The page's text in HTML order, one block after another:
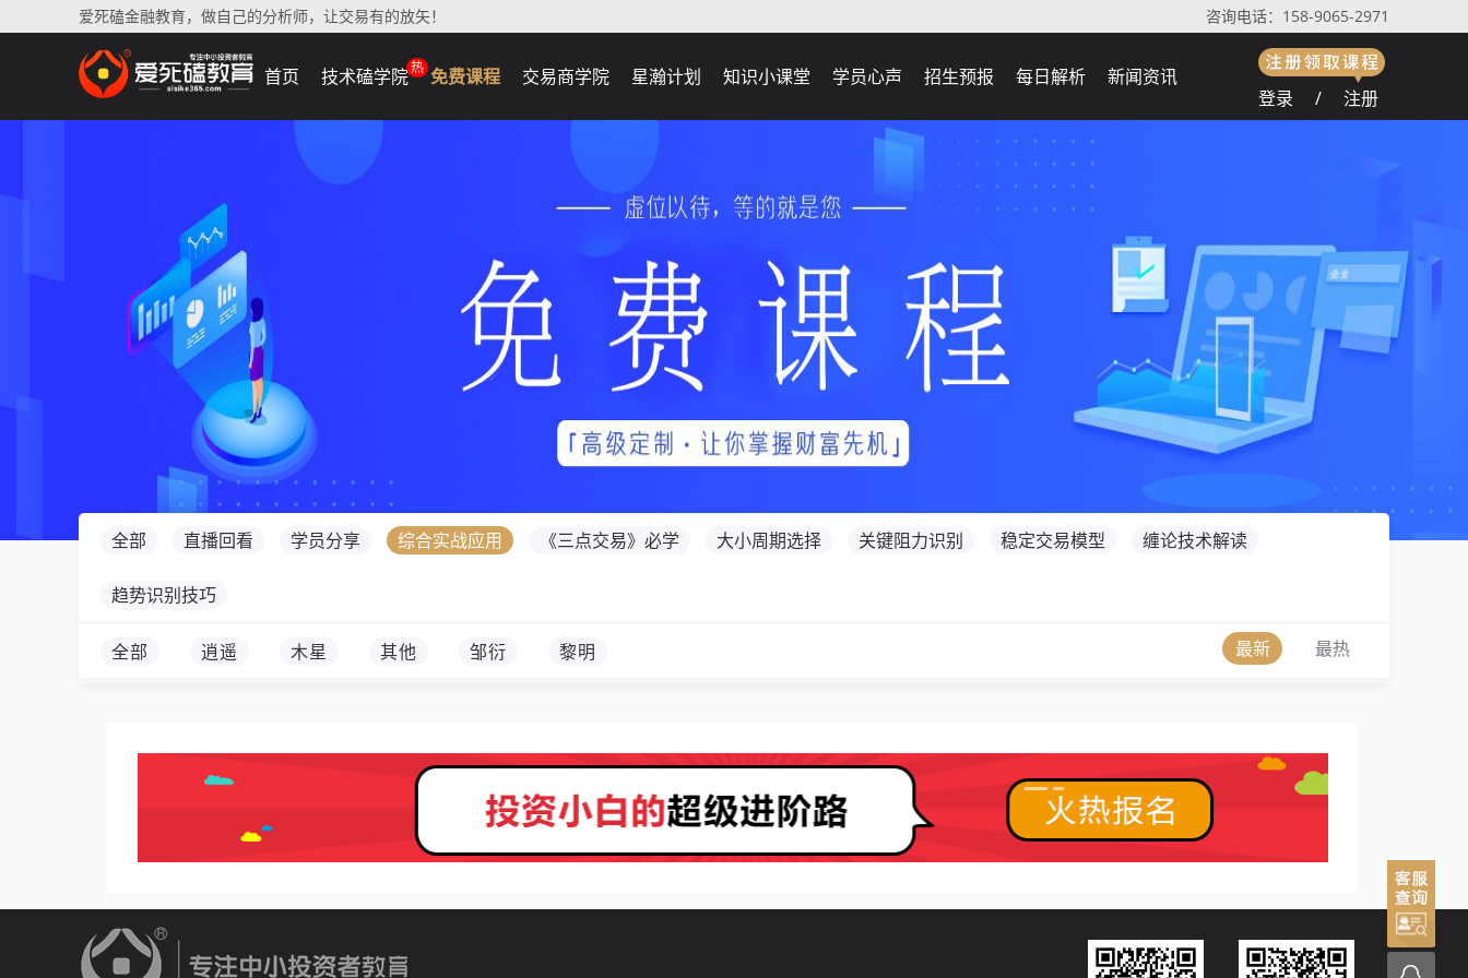
爱死磕金融教育，做自己的分析师，让交易有的放矢！ 咨询电话：158-9065-2971
首页 技术磕学院热 免费课程 交易商学院 星瀚计划 知识小课堂 学员心声 招生预报 每日解析
新闻资讯
登录
/ 注册
全部 直播回看 学员分享 综合实战应用 《三点交易》必学 大小周期选择 关键阻力识别 稳定交易模型 缠论技术解读
趋势识别技巧
全部 逍遥 木星 其他 邹衍 黎明 最新 最热